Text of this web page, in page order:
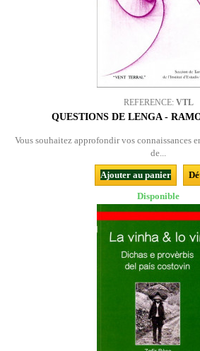
REFERENCE: VTL
QUESTIONS DE LENGA -
Vous souhaitez approfondir vos connaissances
de...
Ajouter au panier
Disponible